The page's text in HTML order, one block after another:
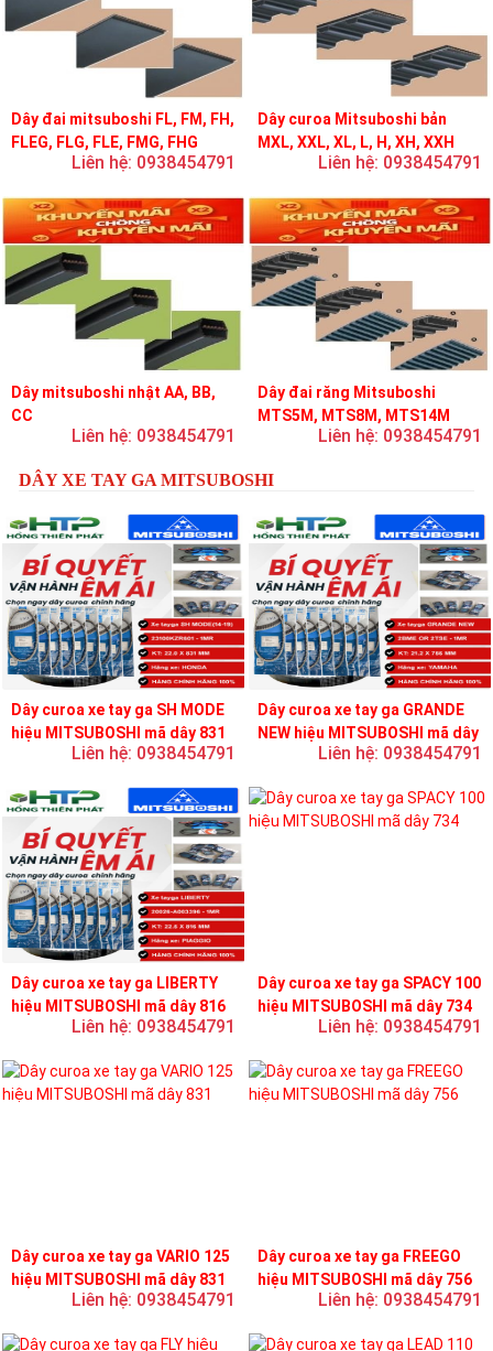
Dây đai mitsuboshi FL, FM, FH,
FLEG, FLG, FLE, FMG, FHG
Liên hệ: 0938454791
Dây curoa Mitsuboshi bản
MXL, XXL, XL, L, H, XH, XXH
Liên hệ: 0938454791
Dây mitsuboshi nhật AA, BB,
CC
Liên hệ: 0938454791
Dây đai răng Mitsuboshi
MTS5M, MTS8M, MTS14M
Liên hệ: 0938454791
DÂY XE TAY GA MITSUBOSHI
Dây curoa xe tay ga SH MODE
hiệu MITSUBOSHI mã dây 831
Liên hệ: 0938454791
Dây curoa xe tay ga GRANDE
NEW hiệu MITSUBOSHI mã dây
Liên hệ: 0938454791
Dây curoa xe tay ga LIBERTY
hiệu MITSUBOSHI mã dây 816
Liên hệ: 0938454791
Dây curoa xe tay ga SPACY 100
hiệu MITSUBOSHI mã dây 734
Liên hệ: 0938454791
Dây curoa xe tay ga VARIO 125
hiệu MITSUBOSHI mã dây 831
Liên hệ: 0938454791
Dây curoa xe tay ga FREEGO
hiệu MITSUBOSHI mã dây 756
Liên hệ: 0938454791